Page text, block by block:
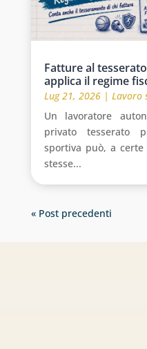
Fatture al
applica il regime
Lug 21, 2026| Lavoro
Un lavoratore
privato tesserato
sportiva può, a
stesse...
« Post precedenti